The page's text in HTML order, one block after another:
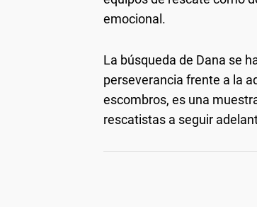
emocional.
La búsqueda de Dana se
perseverancia frente a la
escombros, es una
rescatistas a seguir